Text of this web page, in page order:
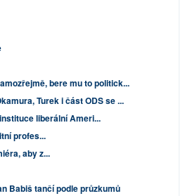
bere mu to politick...
Turek i část ODS se ...
liberální Ameri...
profes...
aby z...
Babiš tančí podle průzkumů